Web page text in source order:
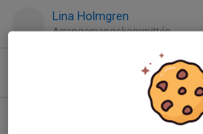
Lina Holmgren
Arrangemangskommittén
Arrangemangskommittén